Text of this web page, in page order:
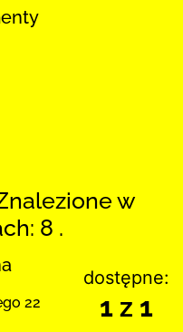
w
8 .
22
dostępne:
1 z 1